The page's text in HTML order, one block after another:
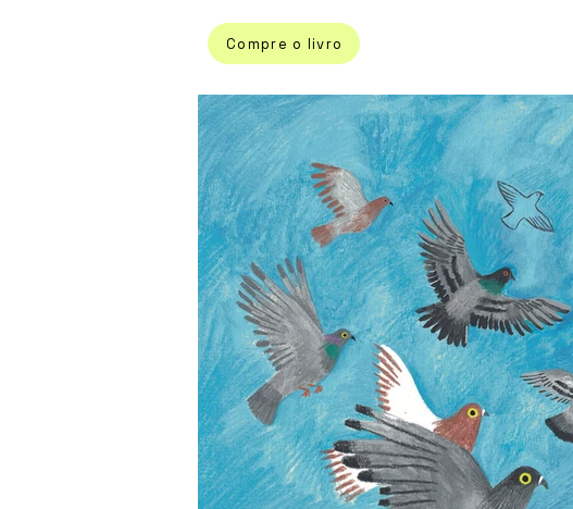
Compre o livro